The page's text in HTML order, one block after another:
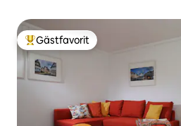
Populär gästfavorit
Gästfavorit